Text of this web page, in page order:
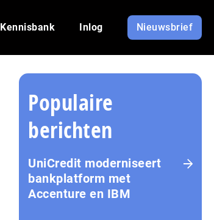
Kennisbank Inlog Nieuwsbrief
Populaire
berichten
UniCredit moderniseert
bankplatform met
Accenture en IBM